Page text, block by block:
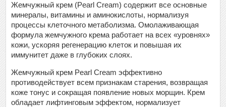
Жемчужный крем (Pearl Cream) содержит все основные
минералы, витамины и аминокислоты, нормализуя
процессы клеточного метаболизма. Омолаживающая
формула жемчужного крема работает на всех «уровнях»
кожи, ускоряя регенерацию клеток и повышая их
иммунитет даже в глубоких слоях.
Жемчужный крем Pearl Cream эффективно
противодействует всем признакам старения, возвращая
коже тонус и сокращая появление новых морщин. Крем
обладает лифтинговым эффектом, нормализует